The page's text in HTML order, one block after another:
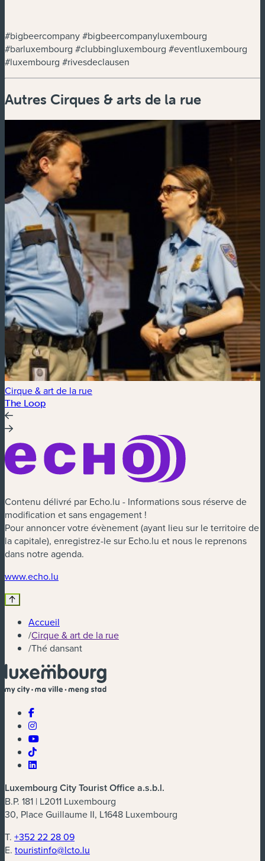
#bigbeercompany #bigbeercompanyluxembourg
#barluxembourg #clubbingluxembourg #eventluxembourg
#luxembourg #rivesdeclausen
Autres Cirques & arts de la rue
Cirque & art de la rue
The Loop
Contenu délivré par Echo.lu - Informations sous réserve de
modification et sans engagement !
Pour annoncer votre évènement (ayant lieu sur le territoire de
la capitale), enregistrez-le sur Echo.lu et nous le reprenons
dans notre agenda.
www.echo.lu
Accueil
/Cirque & art de la rue
/Thé dansant
Luxembourg City Tourist Office a.s.b.l.
B.P. 181 | L2011 Luxembourg
30, Place Guillaume II, L1648 Luxembourg
T. +352 22 28 09
E. touristinfo@lcto.lu